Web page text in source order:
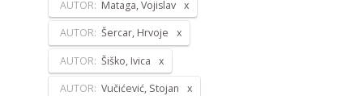
AUTOR: Mataga, Vojislav
AUTOR: Šercar, Hrvoje
AUTOR: Šiško, Ivica
AUTOR: Vučićević, Stojan